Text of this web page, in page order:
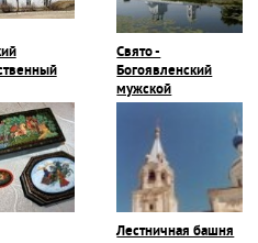
Свято -
Богоявленский
мужской
Лестничная башня